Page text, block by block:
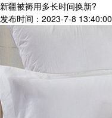
新疆被褥用多长时间换新?
发布时间：2023-7-8 13:40:00